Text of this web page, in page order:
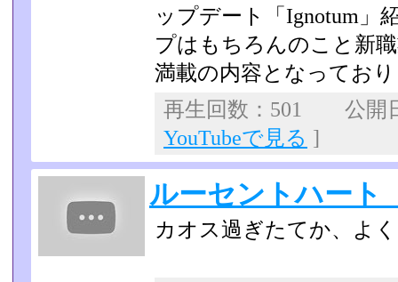
ップデート「Ignotum」
プはもちろんのこと新
満載の内容となってお
再生回数：501 公開
YouTubeで見る ]
ルーセントハー
カオス過ぎたてか、よ